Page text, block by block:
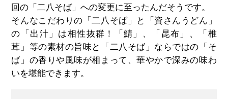
回の「二八そば」への変更に至ったんだそうです。
そんなこだわりの「二八そば」と「資さんうどん」
の「出汁」は相性抜群！「鯖」、「昆布」、「椎
茸」等の素材の旨味と「二八そば」ならではの「そ
ば」の香りや風味が相まって、華やかで深みの味わ
いを堪能できます。